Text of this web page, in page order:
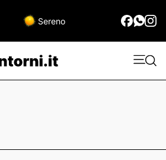
Sereno